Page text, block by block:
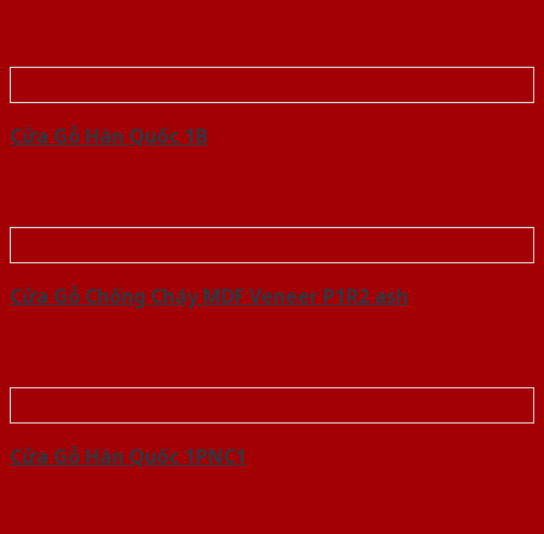
Cửa Gỗ Hàn Quốc 1B
Cửa Gỗ Chống Cháy MDF Veneer P1R2 ash
Cửa Gỗ Hàn Quốc 1PNC1